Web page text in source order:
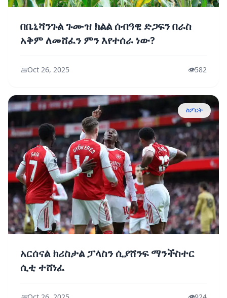
በቤኒሻንጉል ጉሙዝ ክልል ሰብዓዊ ድጋፍን በራስ
አቅም ለመሸፈን ምን እየተሰራ ነው?
📅Oct 26, 2025 👁️582
ስፖርት
አርሰናል ክሪስታል ፓላስን ሲያሸንፍ ማንችስተር
ሲቲ ተሸነፈ